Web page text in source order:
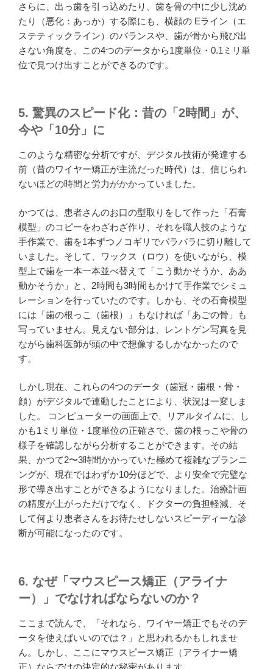
さらに、出っ歯を引っ込めたり、歯を骨の中に少し沈め
たり（悪化：あっか）する際にも、横顔の Eライン（エ
ステティックライン）のバランスや、歯が骨から飛び出
さない角度を、この4つのデータから1度単位・0.1ミリ単
位で見つけ出すことができるのです。
5. 驚異のスピード化：昔の「2時間」が、
今や「10分」に
このような精密な分析ですが、デジタル技術が発達する
前（昔のワイヤー矯正が主流だった時代）は、信じられ
ないほどの時間と労力がかかっていました。
かつては、患者さんのお口の型取りをして作った「石膏
模型」のコピーをわざわざ作り、それを職人技のような
手作業で、歯を1本ずつノコギリでバラバラに切り離して
いました。そして、ワックス（ロウ）を使いながら、模
型上で歯を一本一本並べ替えて「こう動かそうか、ああ
動かそうか」と、2時間も3時間もかけて手作業でシミュ
レーションを行っていたのです。しかも、その石膏模型
には「歯の根っこ（歯根）」もなければ「あごの骨」も
写っていません。見えない部分は、レントゲン写真を見
ながら歯科医師が頭の中で想像するしかなかったので
す。
しかし現在、これらの4つのデータ（歯冠・歯根・骨・
顔）がデジタルで連動したことにより、状況は一変しま
した。 コンピューターの画面上で、リアルタイムに、し
かも1ミリ単位・1度単位の正確さで、歯の根っこや骨の
様子を確認しながら分析することができます。その結
果、かつて2〜3時間かかっていた極めて複雑なプランニ
ングが、現在ではわずか10分ほどで、より安全で完璧な
形で導き出すことができるようになりました。治療計画
の精度が上がっただけでなく、ドクターの負担軽減、そ
して何より患者さんをお待たせしないスピーディーな診
断が可能になったのです。
6. なぜ「マウスピース矯正（アライナ
ー）」でなければならないのか？
ここまで読んで、「それなら、ワイヤー矯正でもそのデ
ータを使えばいいのでは？」と思われるかもしれませ
ん。しかし、ここにマウスピース矯正（アライナー矯
正）ならではの決定的な秘密があります。